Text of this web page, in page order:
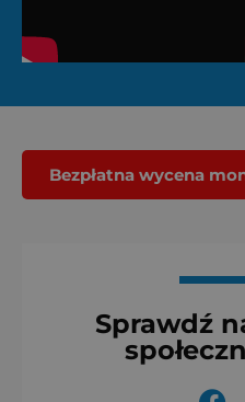
Bezpłatna wycena
Sprawdź
F